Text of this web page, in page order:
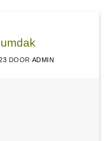
DOOR ADMIN